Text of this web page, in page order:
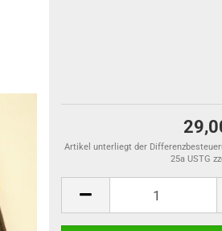
Artikel unterliegt der
25a USTG